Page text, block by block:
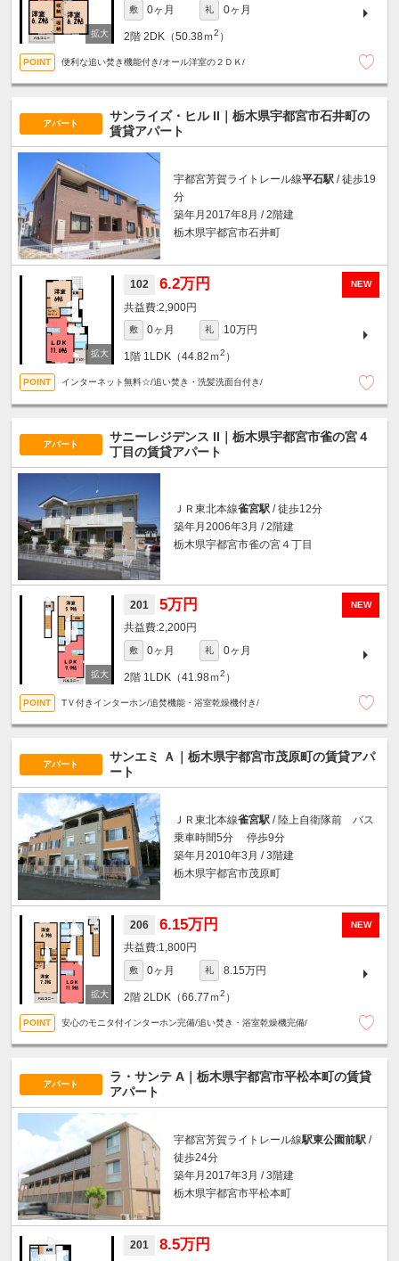
敷 0ヶ月 礼 0ヶ月
2階 2DK（50.38ｍ2 ）
便利な追い焚き機能付き/オール洋室の２ＤＫ/
アパート
サンライズ・ヒル II｜栃木県宇都宮市石井町の
賃貸アパート
宇都宮芳賀ライトレール線平石駅 / 徒歩19
分
築年月2017年8月 / 2階建
栃木県宇都宮市石井町
NEW
102 6.2万円
2,900円
敷 0ヶ月 礼 10万円
1階 1LDK（44.82ｍ2 ）
インターネット無料☆/追い焚き・洗髪洗面台付き/
アパート
サニーレジデンス II｜栃木県宇都宮市雀の宮４
丁目の賃貸アパート
ＪＲ東北本線雀宮駅 / 徒歩12分
築年月2006年3月 / 2階建
栃木県宇都宮市雀の宮４丁目
NEW
201 5万円
2,200円
敷 0ヶ月 礼 0ヶ月
2階 1LDK（41.98ｍ2 ）
TＶ付きインターホン/追焚機能・浴室乾燥機付き/
アパート
サンエミ Ａ｜栃木県宇都宮市茂原町の賃貸アパ
ート
ＪＲ東北本線雀宮駅 / 陸上自衛隊前 バス
乗車時間5分 停歩9分
築年月2010年3月 / 3階建
栃木県宇都宮市茂原町
NEW
206 6.15万円
1,800円
敷 0ヶ月 礼 8.15万円
2階 2LDK（66.77ｍ2 ）
安心のモニタ付インターホン完備/追い焚き・浴室乾燥機完備/
アパート
ラ・サンテ A｜栃木県宇都宮市平松本町の賃貸
アパート
宇都宮芳賀ライトレール線駅東公園前駅 /
徒歩24分
築年月2017年3月 / 3階建
栃木県宇都宮市平松本町
201 8.5万円